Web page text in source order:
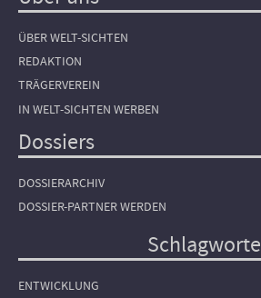
ÜBER WELT-SICHTEN
REDAKTION
TRÄGERVEREIN
IN WELT-SICHTEN WERBEN
Dossiers
DOSSIERARCHIV
DOSSIER-PARTNER WERDEN
Schlagworte
ENTWICKLUNG